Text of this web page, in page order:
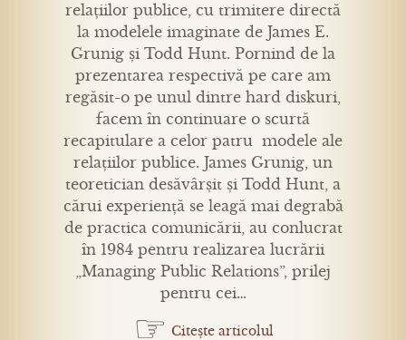
relațiilor publice, cu trimitere directă
la modelele imaginate de James E.
Grunig și Todd Hunt. Pornind de la
prezentarea respectivă pe care am
regăsit-o pe unul dintre hard diskuri,
facem în continuare o scurtă
recapitulare a celor patru modele ale
relațiilor publice. James Grunig, un
teoretician desăvârșit și Todd Hunt, a
cărui experiență se leagă mai degrabă
de practica comunicării, au conlucrat
în 1984 pentru realizarea lucrării
„Managing Public Relations”, prilej
pentru cei…
☞ Citește articolul